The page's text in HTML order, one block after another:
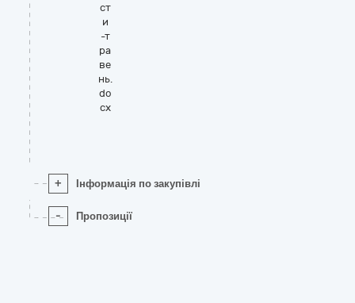
ст
и
-т
ра
ве
нь.
do
cx
+ Інформація по закупівлі
- Пропозиції